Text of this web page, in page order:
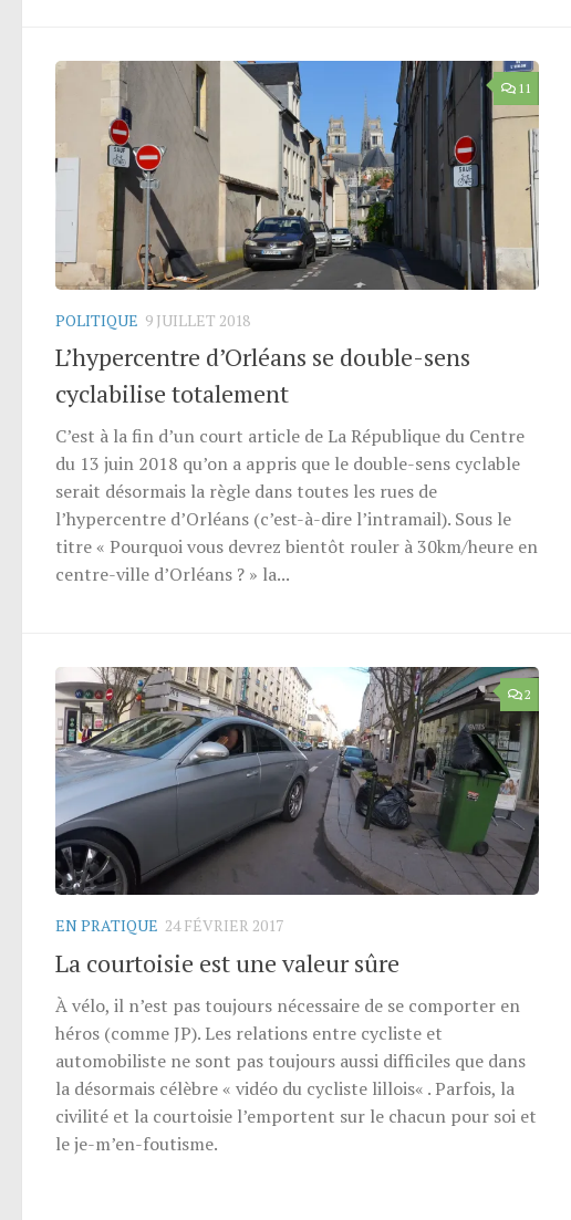
11
POLITIQUE 9 JUILLET 2018
L’hypercentre d’Orléans se double-sens
cyclabilise totalement
C’est à la fin d’un court article de La République du Centre
du 13 juin 2018 qu’on a appris que le double-sens cyclable
serait désormais la règle dans toutes les rues de
l’hypercentre d’Orléans (c’est-à-dire l’intramail). Sous le
titre « Pourquoi vous devrez bientôt rouler à 30km/heure en
centre-ville d’Orléans ? » la...
2
EN PRATIQUE 24 FÉVRIER 2017
La courtoisie est une valeur sûre
À vélo, il n’est pas toujours nécessaire de se comporter en
héros (comme JP). Les relations entre cycliste et
automobiliste ne sont pas toujours aussi difficiles que dans
la désormais célèbre « vidéo du cycliste lillois« . Parfois, la
civilité et la courtoisie l’emportent sur le chacun pour soi et
le je-m’en-foutisme.